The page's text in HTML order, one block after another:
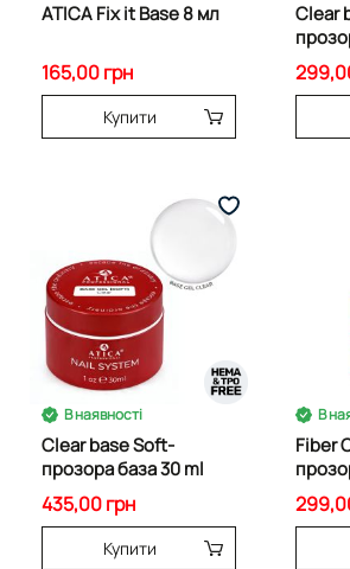
ATICA Fix it Base 8 мл
165,00 грн
Купити
Clear
В наявності
Clear base Soft-
прозора база 30 ml
435,00 грн
Купити
В
Fiber
15 ml